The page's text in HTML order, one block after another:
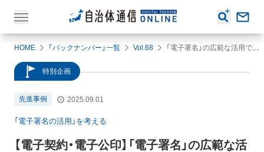
HOME 「バックナンバー」一覧 Vol.68 「電子署名」の広範な活用で切り拓く、「最先端クラスの行政」への道筋
特別企画
先進事例 2025.09.01
「電子署名の活用」を考える
【電子契約・電子公印】 「電子署名」の広範な活